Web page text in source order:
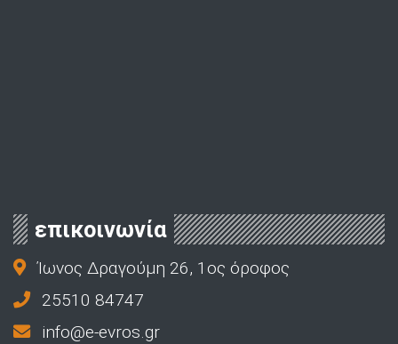
επικοινωνία
Ίωνος Δραγούμη 26, 1ος όροφος
25510 84747
info@e-evros.gr